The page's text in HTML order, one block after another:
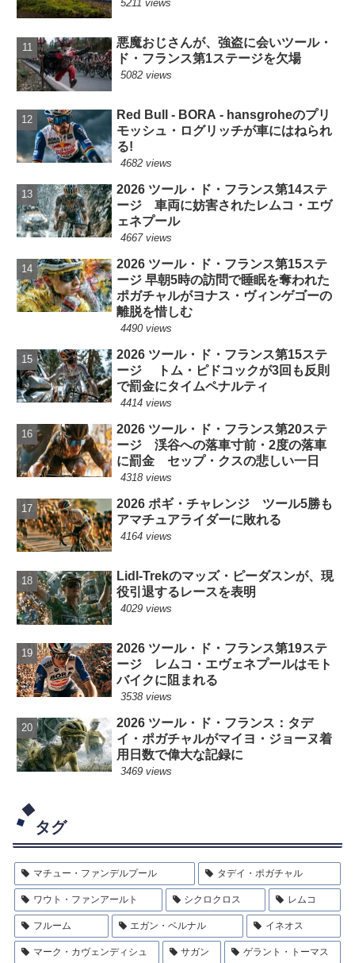
5211 views
悪魔おじさんが、強盗に会いツール・
ド・フランス第1ステージを欠場
5082 views
Red Bull - BORA - hansgroheのプリ
モッシュ・ログリッチが車にはねられ
る!
4682 views
2026 ツール・ド・フランス第14ステ
ージ 車両に妨害されたレムコ・エヴ
ェネプール
4667 views
2026 ツール・ド・フランス第15ステ
ージ 早朝5時の訪問で睡眠を奪われた
ポガチャルがヨナス・ヴィンゲゴーの
離脱を惜しむ
4490 views
2026 ツール・ド・フランス第15ステ
ージ トム・ピドコックが3回も反則
で罰金にタイムペナルティ
4414 views
2026 ツール・ド・フランス第20ステ
ージ 渓谷への落車寸前・2度の落車
に罰金 セップ・クスの悲しい一日
4318 views
2026 ポギ・チャレンジ ツール5勝も
アマチュアライダーに敗れる
4164 views
Lidl-Trekのマッズ・ピーダスンが、現
役引退するレースを表明
4029 views
2026 ツール・ド・フランス第19ステ
ージ レムコ・エヴェネプールはモト
バイクに阻まれる
3538 views
2026 ツール・ド・フランス：タデ
イ・ポガチャルがマイヨ・ジョーヌ着
用日数で偉大な記録に
3469 views
タグ
マチュー・ファンデルプール タデイ・ポガチャル
ワウト・ファンアールト シクロクロス レムコ
フルーム エガン・ベルナル イネオス
マーク・カヴェンディシュ サガン ゲラント・トーマス